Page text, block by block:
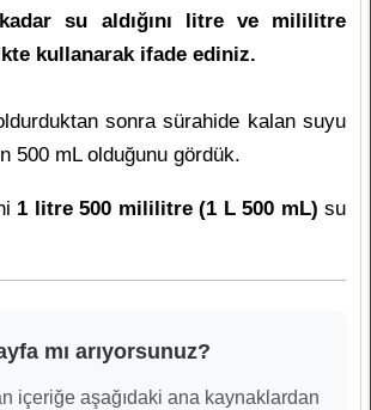
su aldığını litre ve mililitre
kullanarak ifade ediniz.
sonra sürahide kalan suyu
500 mL olduğunu gördük.
1 litre 500 mililitre (1 L 500 mL) su
mı arıyorsunuz?
içeriğe aşağıdaki ana kaynaklardan